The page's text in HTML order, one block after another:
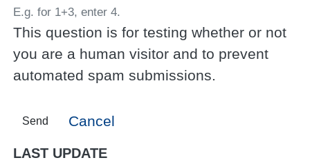
E.g. for 1+3, enter 4.
This question is for testing whether or not
you are a human visitor and to prevent
automated spam submissions.
Send Cancel
LAST UPDATE